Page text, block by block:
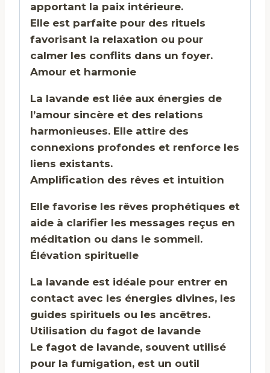
apportant la paix intérieure.
Elle est parfaite pour des rituels
favorisant la relaxation ou pour
calmer les conflits dans un foyer.
Amour et harmonie
La lavande est liée aux énergies de
l’amour sincère et des relations
harmonieuses. Elle attire des
connexions profondes et renforce les
liens existants.
Amplification des rêves et intuition
Elle favorise les rêves prophétiques et
aide à clarifier les messages reçus en
méditation ou dans le sommeil.
Élévation spirituelle
La lavande est idéale pour entrer en
contact avec les énergies divines, les
guides spirituels ou les ancêtres.
Utilisation du fagot de lavande
Le fagot de lavande, souvent utilisé
pour la fumigation, est un outil